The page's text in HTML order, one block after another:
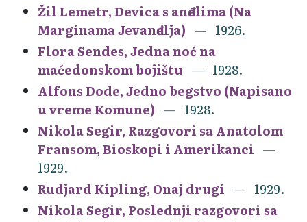
Žil Lemetr, Devica s anđelima (Na
Marginama Jevanđelja)
1926.
Flora Sendes, Jedna noć na
maćedonskom bojištu
1928.
Alfons Dode, Jedno begstvo (Napisano
u vreme Komune)
1928.
Nikola Segir, Razgovori sa Anatolom
Fransom, Bioskopi i Amerikanci
1929.
Rudjard Kipling, Onaj drugi
1929.
Nikola Segir, Poslednji razgovori sa